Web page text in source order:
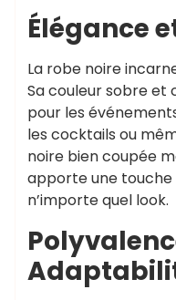
Élégance
La robe noire
Sa couleur sobre et
pour les
les cocktails ou
noire bien coupée
apporte une
n’importe quel look.